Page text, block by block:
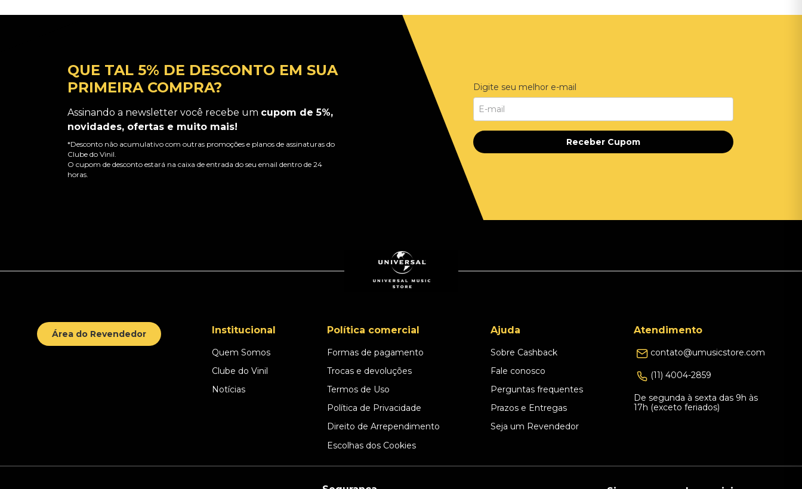
QUE TAL 5% DE DESCONTO EM SUA
PRIMEIRA COMPRA?
Assinando a newsletter você recebe um cupom de 5%,
novidades, ofertas e muito mais!
*Desconto não acumulativo com outras promoções e planos de assinaturas do
Clube do Vinil.
O cupom de desconto estará na caixa de entrada do seu email dentro de 24
horas.
Digite seu melhor e-mail
Receber Cupom
Área do Revendedor Institucional
Quem Somos
Clube do Vinil
Notícias
Política comercial
Formas de pagamento
Trocas e devoluções
Termos de Uso
Política de Privacidade
Direito de Arrependimento
Escolhas dos Cookies
Ajuda
Sobre Cashback
Fale conosco
Perguntas frequentes
Prazos e Entregas
Seja um Revendedor
Atendimento
contato@umusicstore.com
(11) 4004-2859
De segunda à sexta das 9h às
17h (exceto feriados)